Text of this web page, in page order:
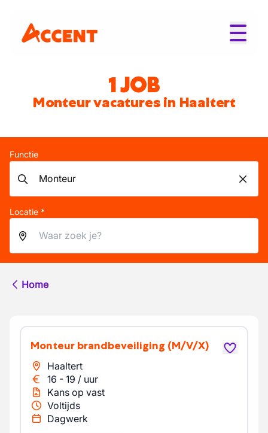
1 JOB
Monteur vacatures in Haaltert
Functie
Locatie *
Home
Monteur brandbeveiliging (M/V/X)
Haaltert
16 - 19 / uur
Kans op vast
Voltijds
Dagwerk